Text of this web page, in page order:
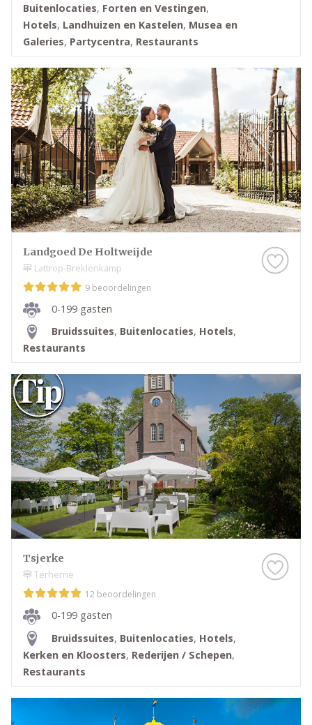
Buitenlocaties, Forten en Vestingen,
Hotels, Landhuizen en Kastelen, Musea en
Galeries, Partycentra, Restaurants
Landgoed De Holtweijde
Lattrop-Breklenkamp
9 beoordelingen
0-199 gasten
Bruidssuites, Buitenlocaties, Hotels,
Restaurants
Tsjerke
Terherne
12 beoordelingen
0-199 gasten
Bruidssuites, Buitenlocaties, Hotels,
Kerken en Kloosters, Rederijen / Schepen,
Restaurants